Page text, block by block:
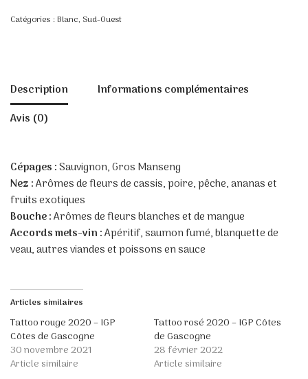
Catégories : Blanc, Sud-Ouest
Description
Informations complémentaires
Avis (0)
Cépages :Sauvignon, Gros Manseng
Nez :Arômes de fleurs de cassis, poire, pêche, ananas et
fruits exotiques
Bouche :Arômes de fleurs blanches et de mangue
Accords mets-vin :Apéritif, saumon fumé, blanquette de
veau, autres viandes et poissons en sauce
Articles similaires
Tattoo rouge 2020 – IGP
Côtes de Gascogne
30 novembre 2021
Article similaire
Tattoo rosé 2020 – IGP Côtes
de Gascogne
28 février 2022
Article similaire